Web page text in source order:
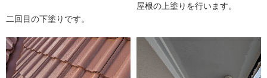
二回目の下塗りです。
屋根の上塗りを行います。